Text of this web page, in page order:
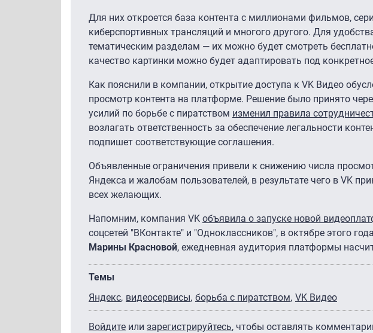
Для них откроется база контента с миллионами фильмов,
киберспортивных трансляций и многого другого. Для
тематическим разделам — их можно будет смотреть
качество картинки можно будет адаптировать под
Как пояснили в компании, открытие доступа к VK Видео
просмотр контента на платформе. Решение было принято
усилий по борьбе с пиратством изменил правила
возлагать ответственность за обеспечение легальности
подпишет соответствующие соглашения.
Объявленные ограничения привели к снижению числа
Яндекса и жалобам пользователей, в результате чего в VK
всех желающих.
Напомним, компания VK объявила о запуске новой
соцсетей "ВКонтакте" и "Одноклассников", в октябре этого
Марины Красновой, ежедневная аудитория платформы
Темы
Яндекс видеосервисы борьба с пиратством VK Видео
Войдите или зарегистрируйтесь, чтобы оставлять